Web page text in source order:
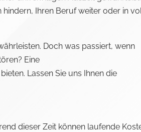
hindern, Ihren Beruf weiter oder in
Doch was passiert, wenn
Eine
Lassen Sie uns Ihnen die
dieser Zeit können laufende